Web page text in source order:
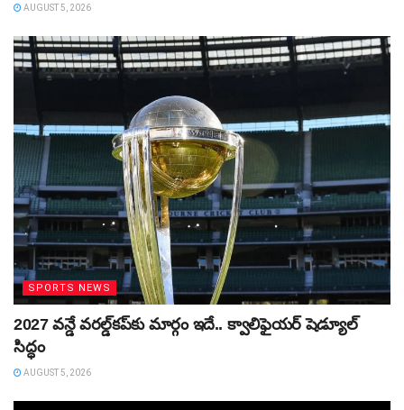
AUGUST 5, 2026
SPORTS NEWS
2027 వన్డే వరల్డ్‌కప్‌కు మార్గం ఇదే.. క్వాలిఫైయర్ షెడ్యూల్
సిద్ధం
AUGUST 5, 2026